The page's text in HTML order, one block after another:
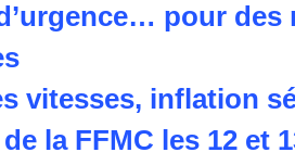
pour
vitesses, inflation
la FFMC les 12 et